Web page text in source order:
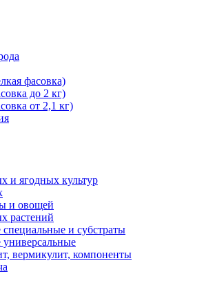
фасовка)
до 2 кг)
от 2,1 кг)
и ягодных культур
и овощей
растений
и субстраты
вермикулит, компоненты